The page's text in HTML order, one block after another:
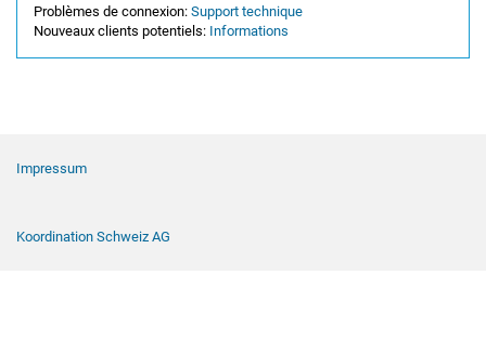
Problèmes de connexion: Support technique
Nouveaux clients potentiels: Informations
Impressum
Koordination Schweiz AG